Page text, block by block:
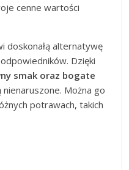
cenne wartości
doskonałą alternatywę
Dzięki
smak oraz bogate
Można go
potrawach, takich